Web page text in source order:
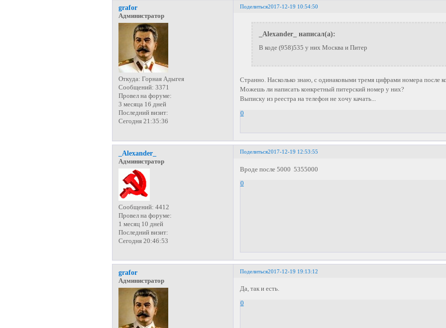
Поделиться2017-12-19 10:54:50
grafor
Администратор
Откуда: Горная Адыгея
Сообщений: 3371
Провел на форуме:
3 месяца 16 дней
Последний визит:
Сегодня 21:35:36
_Alexander_ написал(а):
В коде (958)535 у них Москва и Питер
Странно. Насколько знаю, с одинаковыми тремя цифрами номера после
Можешь ли написать конкретный питерский номер у них?
Выписку из реестра на телефон не хочу качать...
0
Поделиться2017-12-19 12:53:55
_Alexander_
Администратор
Сообщений: 4412
Провел на форуме:
1 месяц 10 дней
Последний визит:
Сегодня 20:46:53
Вроде после 5000 5355000
0
Поделиться2017-12-19 19:13:12
grafor
Администратор
Да, так и есть.
0